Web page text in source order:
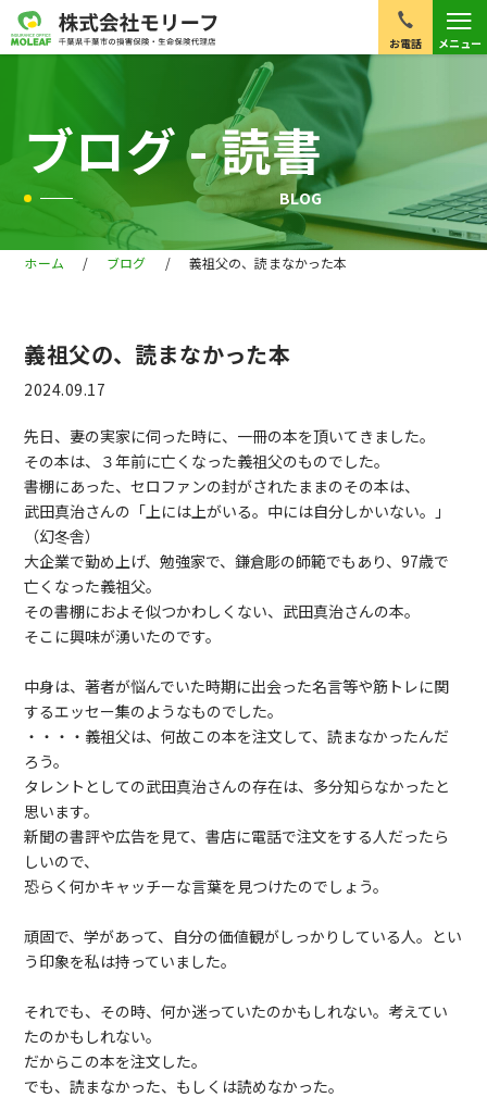
≡
メニュー
お電話
ブログ - 読書
BLOG
ホーム / ブログ / 義祖父の、読まなかった本
義祖父の、読まなかった本
2024.09.17
先日、妻の実家に伺った時に、一冊の本を頂いてきました。
その本は、３年前に亡くなった義祖父のものでした。
書棚にあった、セロファンの封がされたままのその本は、
武田真治さんの「上には上がいる。中には自分しかいない。
」
（幻冬舎）
大企業で勤め上げ、勉強家で、鎌倉彫の師範でもあり、97歳で
亡くなった義祖父。
その書棚におよそ似つかわしくない、武田真治さんの本。
そこに興味が湧いたのです。
中身は、著者が悩んでいた時期に出会った名言等や筋トレに関
するエッセー集のようなものでした。
・・・・義祖父は、何故この本を注文して、読まなかったんだ
ろう。
タレントとしての武田真治さんの存在は、多分知らなかったと
思います。
新聞の書評や広告を見て、書店に電話で注文をする人だったら
しいので、
恐らく何かキャッチーな言葉を見つけたのでしょう。
頑固で、学があって、自分の価値観がしっかりしている人。とい
う印象を私は持っていました。
それでも、その時、何か迷っていたのかもしれない。考えてい
たのかもしれない。
だからこの本を注文した。
でも、読まなかった、もしくは読めなかった。